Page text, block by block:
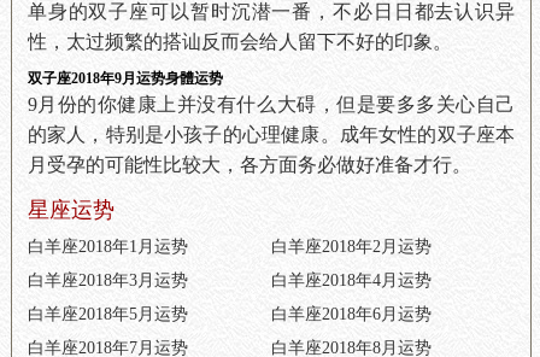
单身的双子座可以暂时沉潜一番，不必日日都去认识异
性，太过频繁的搭讪反而会给人留下不好的印象。
双子座2018年9月运势身體运势
9月份的你健康上并没有什么大碍，但是要多多关心自己
的家人，特别是小孩子的心理健康。成年女性的双子座本
月受孕的可能性比较大，各方面务必做好准备才行。
星座运势
白羊座2018年1月运势
白羊座2018年2月运势
白羊座2018年3月运势
白羊座2018年4月运势
白羊座2018年5月运势
白羊座2018年6月运势
白羊座2018年7月运势
白羊座2018年8月运势